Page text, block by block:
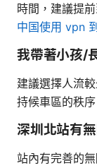
時間，建議提
中国使用 vpn
我帶著小孩/
建議選擇人流
持候車區的秩
深圳北站有
站內有完善的